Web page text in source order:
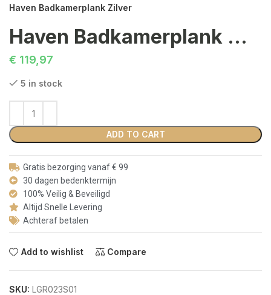
Haven Badkamerplank Zilver
Haven Badkamerplank Zilver
€ 119,97
5 in stock
ADD TO CART
Gratis bezorging vanaf € 99
30 dagen bedenktermijn
100% Veilig & Beveiligd
Altijd Snelle Levering
Achteraf betalen
Add to wishlist Compare
SKU: LGR023S01